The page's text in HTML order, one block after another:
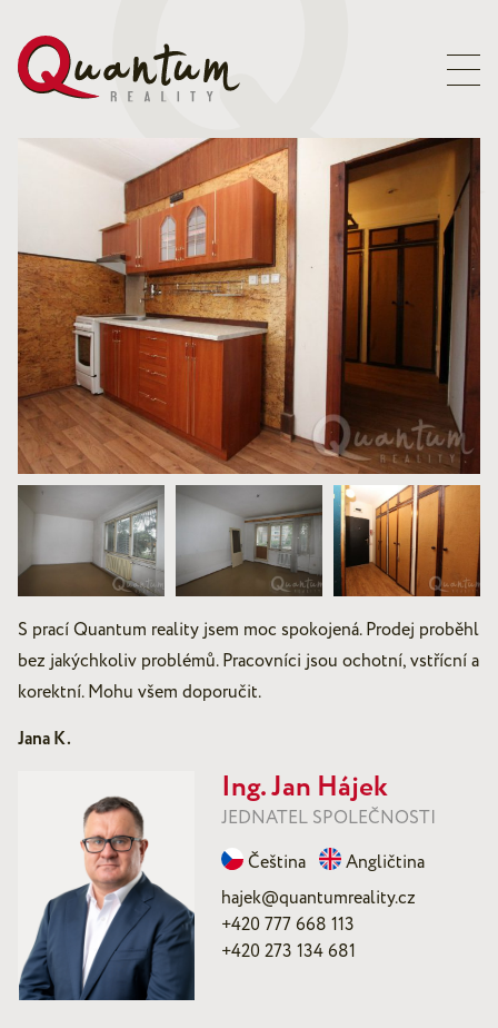
S prací Quantum reality jsem moc spokojená. Prodej proběhl
bez jakýchkoliv problémů. Pracovníci jsou ochotní, vstřícní a
korektní. Mohu všem doporučit.
Jana K.
Ing. Jan Hájek
JEDNATEL SPOLEČNOSTI
Čeština
Angličtina
hajek@quantumreality.cz
+420 777 668 113
+420 273 134 681